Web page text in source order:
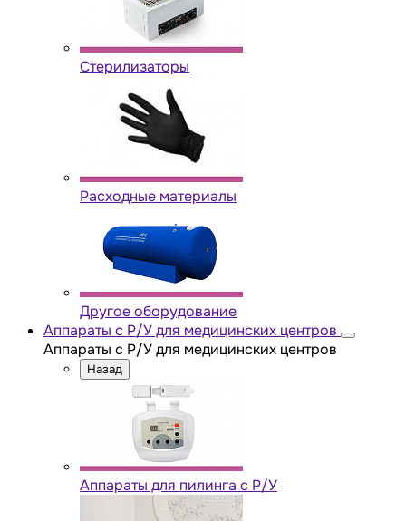
Стерилизаторы
Расходные материалы
Другое оборудование
Аппараты с Р/У для медицинских центров
Аппараты с Р/У для медицинских центров
Назад
Аппараты для пилинга с Р/У